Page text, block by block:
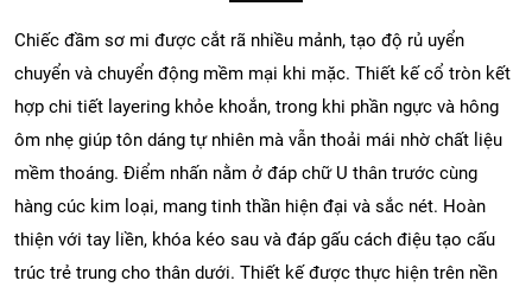
Chiếc đầm sơ mi được cắt rã nhiều mảnh, tạo độ rủ uyển
chuyển và chuyển động mềm mại khi mặc. Thiết kế cổ tròn kết
hợp chi tiết layering khỏe khoắn, trong khi phần ngực và hông
ôm nhẹ giúp tôn dáng tự nhiên mà vẫn thoải mái nhờ chất liệu
mềm thoáng. Điểm nhấn nằm ở đáp chữ U thân trước cùng
hàng cúc kim loại, mang tinh thần hiện đại và sắc nét. Hoàn
thiện với tay liền, khóa kéo sau và đáp gấu cách điệu tạo cấu
trúc trẻ trung cho thân dưới. Thiết kế được thực hiện trên nền